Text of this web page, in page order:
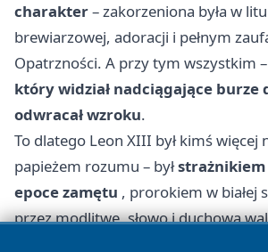
charakter– zakorzeniona była w
brewiarzowej, adoracji i pełnym
Opatrzności. A przy tym wszystkim
który widział nadciągające burze
odwracał wzroku.
To dlatego Leon XIII był kimś więcej
papieżem rozumu – byłstrażnikiem
epoce zamętu , prorokiem w białej
przez modlitwę, słowo i duchową